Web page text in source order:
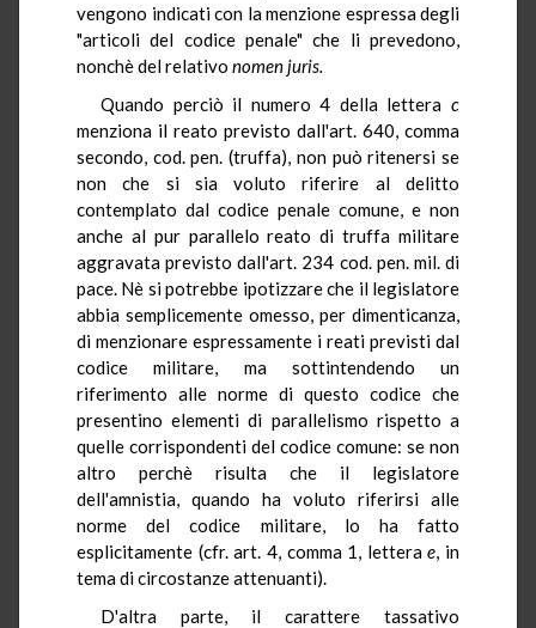
vengono indicati con la menzione espressa degli
"articoli del codice penale" che li prevedono,
nonchè del relativo nomenjuris.
Quando perciò il numero 4 della lettera c
menziona il reato previsto dall'art. 640, comma
secondo, cod. pen. (truffa), non può ritenersi se
non che si sia voluto riferire al delitto
contemplato dal codice penale comune, e non
anche al pur parallelo reato di truffa militare
aggravata previsto dall'art. 234 cod. pen. mil. di
pace. Nè si potrebbe ipotizzare che il legislatore
abbia semplicemente omesso, per dimenticanza,
di menzionare espressamente i reati previsti dal
codice militare, ma sottintendendo un
riferimento alle norme di questo codice che
presentino elementi di parallelismo rispetto a
quelle corrispondenti del codice comune: se non
altro perchè risulta che il legislatore
dell'amnistia, quando ha voluto riferirsi alle
norme del codice militare, lo ha fatto
esplicitamente (cfr. art. 4, comma 1, letterae, in
tema di circostanze attenuanti).
D'altra parte, il carattere tassativo